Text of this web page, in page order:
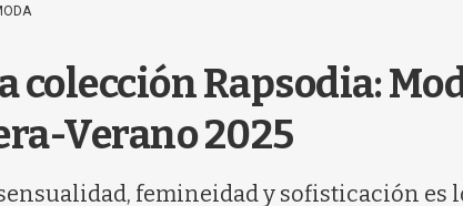
colección Rapsodia:
Verano 2025
femineidad y sofisticación es